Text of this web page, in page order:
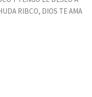
RIBCO, DIOS TE AMA